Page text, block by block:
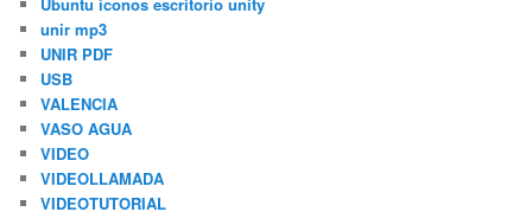
unir mp3
UNIR PDF
USB
VALENCIA
VASO AGUA
VIDEO
VIDEOLLAMADA
VIDEOTUTORIAL